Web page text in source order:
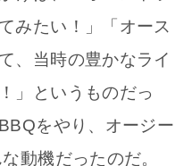
みたい！」「オース
、当時の豊かなライ
」というものだっ
をやり、オージー
動機だったのだ。